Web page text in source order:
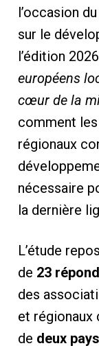
l’occasion
sur le
l’édition
européens
cœur de la
comment
régionaux
nécessaire
la dernière
L’étude
de 23
des
et régionaux
de deux